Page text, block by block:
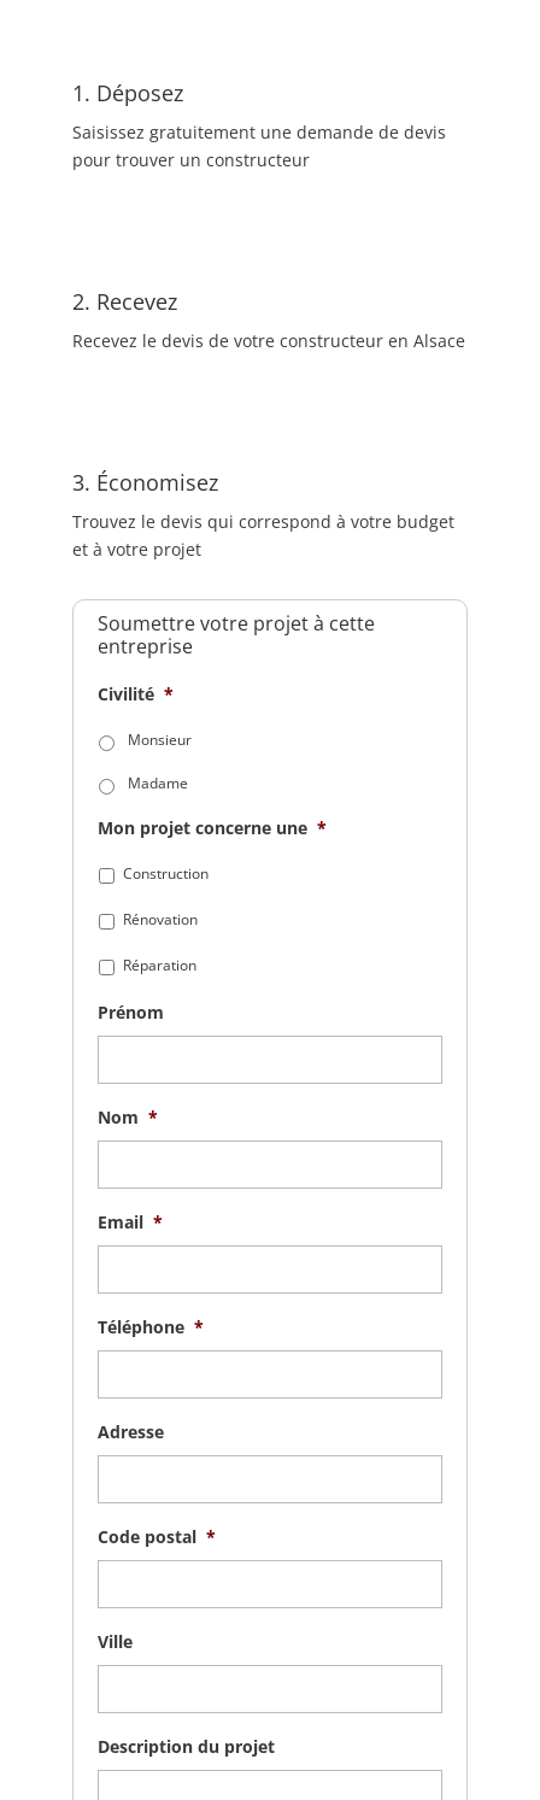
1. Déposez
Saisissez gratuitement une demande de devis
pour trouver un constructeur
2. Recevez
Recevez le devis de votre constructeur en Alsace
3. Économisez
Trouvez le devis qui correspond à votre budget
et à votre projet
Soumettre votre projet à cette
entreprise
Civilité *
Monsieur
Madame
Mon projet concerne une *
Construction
Rénovation
Réparation
Prénom
Nom *
Email *
Téléphone *
Adresse
Code postal *
Ville
Description du projet